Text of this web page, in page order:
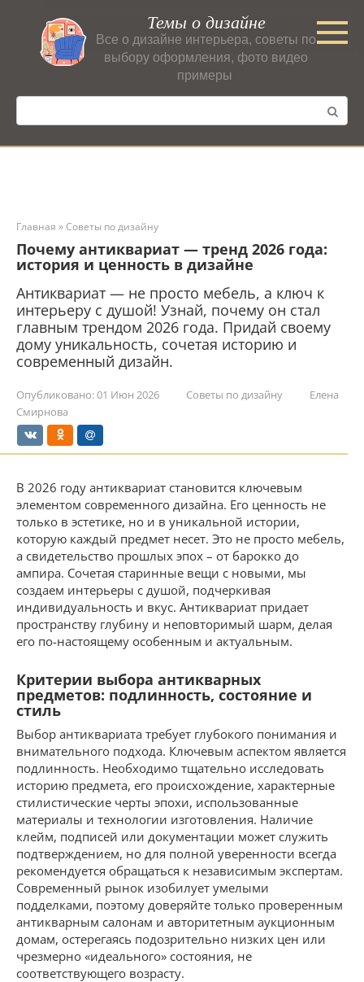
контенту
Темы о дизайне
Все о дизайне интерьера, советы по
выбору оформления, фото видео
примеры
Поиск:
Главная »Советы по дизайну
Почему антиквариат — тренд 2026 года:
история и ценность в дизайне
Антиквариат — не просто мебель, а ключ к
интерьеру с душой! Узнай, почему он стал
главным трендом 2026 года. Придай своему
дому уникальность, сочетая историю и
современный дизайн.
Опубликовано:01 Июн 2026 Советы по дизайну
Елена
Смирнова
В 2026 году антиквариат становится ключевым
элементом современного дизайна. Его ценность не
только в эстетике, но и в уникальной истории,
которую каждый предмет несет. Это не просто мебель,
а свидетельство прошлых эпох – от барокко до
ампира. Сочетая старинные вещи с новыми, мы
создаем интерьеры с душой, подчеркивая
индивидуальность и вкус. Антиквариат придает
пространству глубину и неповторимый шарм, делая
его по-настоящему особенным и актуальным.
Критерии выбора антикварных
предметов: подлинность, состояние и
стиль
Выбор антиквариата требует глубокого понимания и
внимательного подхода. Ключевым аспектом является
подлинность. Необходимо тщательно исследовать
историю предмета, его происхождение, характерные
стилистические черты эпохи, использованные
материалы и технологии изготовления. Наличие
клейм, подписей или документации может служить
подтверждением, но для полной уверенности всегда
рекомендуется обращаться к независимым экспертам.
Современный рынок изобилует умелыми
подделками, поэтому доверяйте только проверенным
антикварным салонам и авторитетным аукционным
домам, остерегаясь подозрительно низких цен или
чрезмерно «идеального» состояния, не
соответствующего возрасту.